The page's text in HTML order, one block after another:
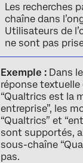
Les recherches
chaîne dans
Utilisateurs de
ne sont pas
Exemple : Dans
réponse textuelle
“Qualtrics est la
entreprise”, les
“Qualtrics” et
sont supportés,
sous-chaîne
pas.